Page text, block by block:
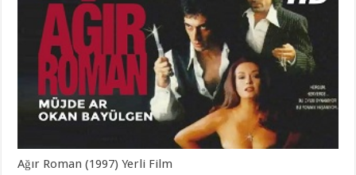
Ağır Roman (1997) Yerli Film